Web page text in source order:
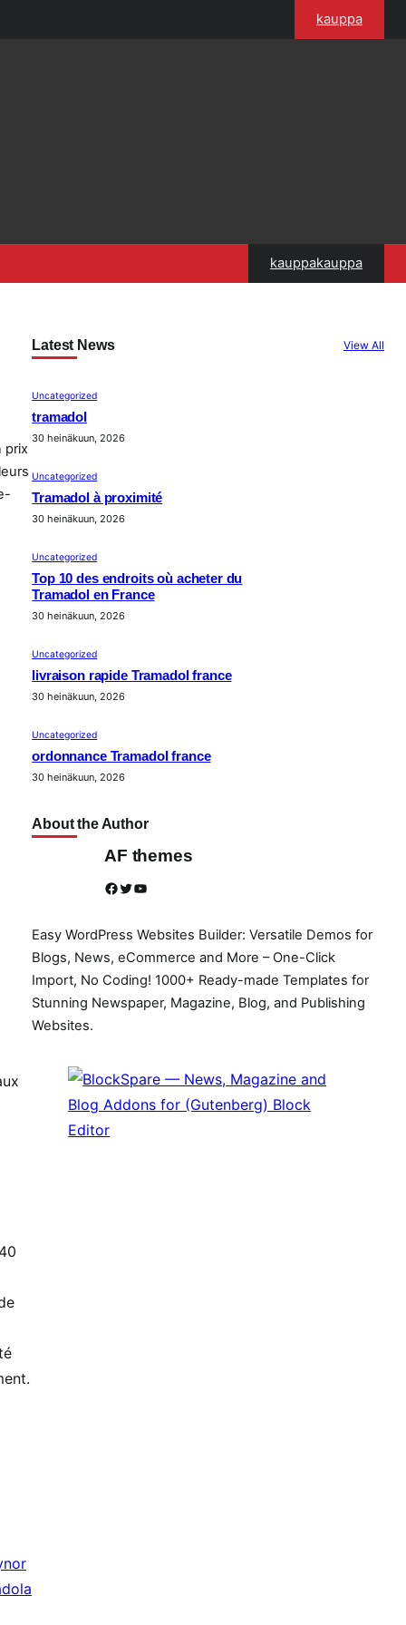
kauppa
kauppakauppa
prix
Latest News View All
Uncategorized
tramadol
30 heinäkuun, 2026
Uncategorized
Tramadol à proximité
30 heinäkuun, 2026
Uncategorized
Top 10 des endroits où acheter du
Tramadol en France
30 heinäkuun, 2026
Uncategorized
livraison rapide Tramadol france
30 heinäkuun, 2026
Uncategorized
ordonnance Tramadol france
30 heinäkuun, 2026
About the Author
AF themes
Facebook Twitter YouTube
Easy WordPress Websites Builder: Versatile Demos for
Blogs, News, eCommerce and More – One-Click
Import, No Coding! 1000+ Ready-made Templates for
Stunning Newspaper, Magazine, Blog, and Publishing
Websites.